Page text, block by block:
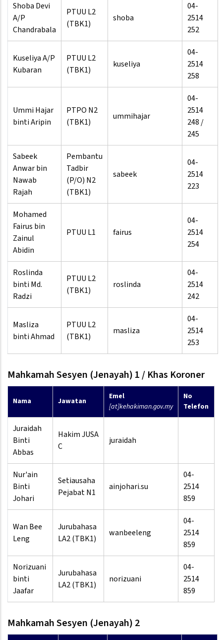
Shoba Devi
A/P
Chandrabala
PTUU L2
(TBK1)
shoba
04-
2514
252
Kuseliya A/P
Kubaran
PTUU L2
(TBK1)
kuseliya
04-
2514
258
Ummi Hajar
binti Aripin
PTPO N2
(TBK1)
ummihajar
04-
2514
248 /
245
Sabeek
Anwar bin
Nawab
Rajah
Pembantu
Tadbir
(P/O) N2
(TBK1)
sabeek
04-
2514
223
Mohamed
Fairus bin
Zainul
Abidin
PTUU L1 fairus
04-
2514
254
Roslinda
binti Md.
Radzi
PTUU L2
(TBK1)
roslinda
04-
2514
242
Masliza
binti Ahmad
PTUU L2
(TBK1)
masliza
04-
2514
253
Mahkamah Sesyen (Jenayah) 1 / Khas Koroner
Nama Jawatan
Emel
[at]kehakiman.gov.my
No
Telefon
Juraidah
Binti
Abbas
Hakim JUSA
C
juraidah
Nur'ain
Binti
Johari
Setiausaha
Pejabat N1
ainjohari.su
04-
2514
859
Wan Bee
Leng
Jurubahasa
LA2 (TBK1)
wanbeeleng
04-
2514
859
Norizuani
binti
Jaafar
Jurubahasa
LA2 (TBK1)
norizuani
04-
2514
859
Mahkamah Sesyen (Jenayah) 2